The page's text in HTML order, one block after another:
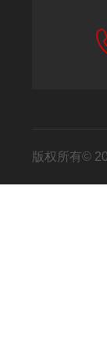
版权所有©